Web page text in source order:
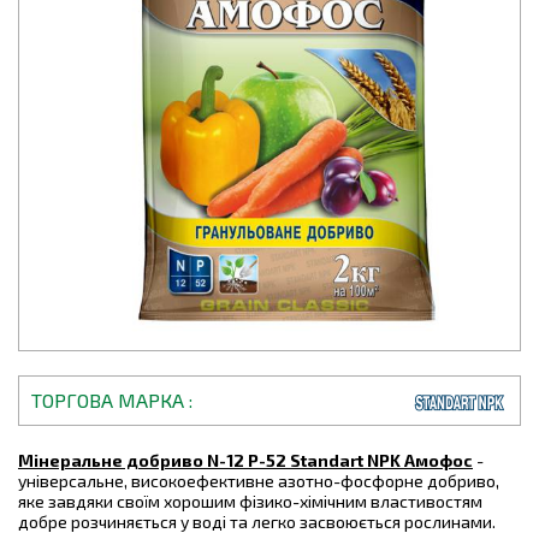
ТОРГОВА МАРКА
Мінеральне добриво N-12 P-52 Standart NPK Амофос -
універсальне, високоефективне азотно-фосфорне добриво,
яке завдяки своїм хорошим фізико-хімічним властивостям
добре розчиняється у воді та легко засвоюється рослинами.